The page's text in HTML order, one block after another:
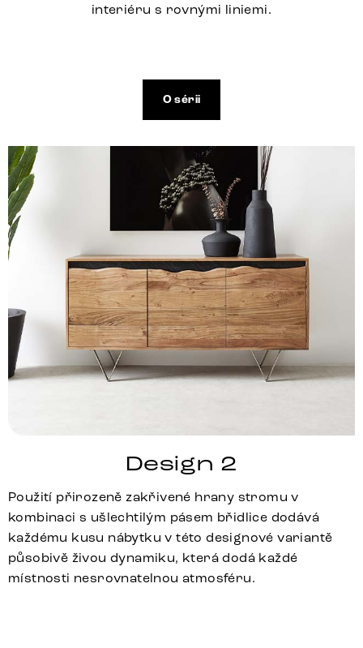
interiéru s rovnými liniemi.
O sérii
Design 2
Použití přirozeně zakřivené hrany stromu v
kombinaci s ušlechtilým pásem břidlice dodává
každému kusu nábytku v této designové variantě
působivě živou dynamiku, která dodá každé
místnosti nesrovnatelnou atmosféru.